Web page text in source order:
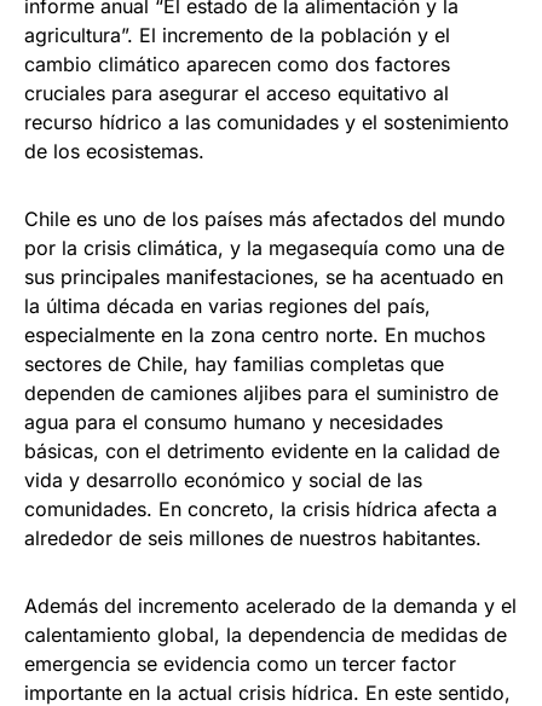
informe anual “El estado de la alimentación y la
agricultura”. El incremento de la población y el
cambio climático aparecen como dos factores
cruciales para asegurar el acceso equitativo al
recurso hídrico a las comunidades y el sostenimiento
de los ecosistemas.
Chile es uno de los países más afectados del mundo
por la crisis climática, y la megasequía como una de
sus principales manifestaciones, se ha acentuado en
la última década en varias regiones del país,
especialmente en la zona centro norte. En muchos
sectores de Chile, hay familias completas que
dependen de camiones aljibes para el suministro de
agua para el consumo humano y necesidades
básicas, con el detrimento evidente en la calidad de
vida y desarrollo económico y social de las
comunidades. En concreto, la crisis hídrica afecta a
alrededor de seis millones de nuestros habitantes.
Además del incremento acelerado de la demanda y el
calentamiento global, la dependencia de medidas de
emergencia se evidencia como un tercer factor
importante en la actual crisis hídrica. En este sentido,